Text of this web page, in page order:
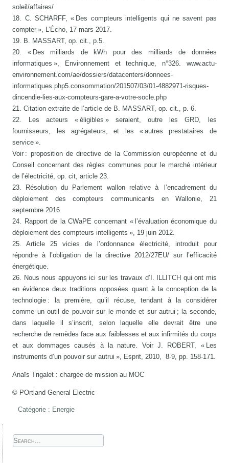
soleil/affaires/
18. C. SCHARFF, « Des compteurs intelligents qui ne savent pas
compter », L’Écho, 17 mars 2017.
19. B. MASSART, op. cit., p.5.
20. « Des milliards de kWh pour des milliards de données
informatiques », Environnement et technique, n°326. www.actu-
environnement.com/ae/dossiers/datacenters/donnees-
informatiques.php5.consommation/201507/03/01-4882971-risques-
dincendie-lies-aux-compteurs-gare-a-votre-socle.php
21. Citation extraite de l’article de B. MASSART, op. cit., p. 6.
22. Les acteurs « éligibles » seraient, outre les GRD, les
fournisseurs, les agrégateurs, et les « autres prestataires de
service ».
Voir : proposition de directive de la Commission européenne et du
Conseil concernant des règles communes pour le marché intérieur
de l’électricité, op. cit, article 23.
23. Résolution du Parlement wallon relative à l’encadrement du
déploiement des compteurs communicants en Wallonie, 21
septembre 2016.
24. Rapport de la CWaPE concernant « l’évaluation économique du
déploiement des compteurs intelligents », 19 juin 2012.
25. Article 25 vicies de l’ordonnance électricité, introduit pour
répondre à l’obligation de la directive 2012/27EU/ sur l’efficacité
énergétique.
26. Nous nous appuyons ici sur les travaux d’I. ILLITCH qui ont mis
en évidence deux traditions opposées quant à la conception de la
technologie : la première, qu’il récuse, tendant à la considérer
comme un outil de pouvoir sur le monde et sur autrui ; la seconde,
dans laquelle il s’inscrit, selon laquelle elle devrait être une
recherche de remèdes face aux faiblesses et aux infirmités du corps
et aux dommages causés à la nature. Voir J. ROBERT, « Les
instruments d’un pouvoir sur autrui », Esprit, 2010, 8-9, pp. 158-171.
Anaïs Trigalet : chargée de mission au MOC
© POrtland General Electric
Catégorie : Energie